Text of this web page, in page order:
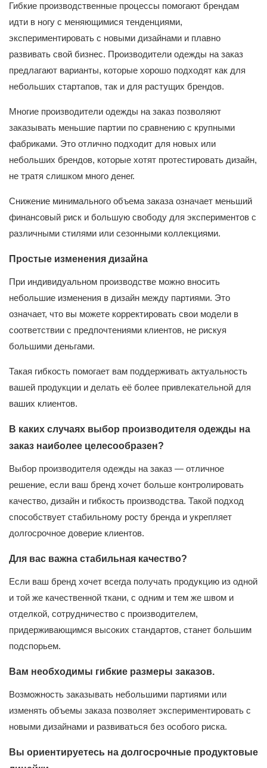
Гибкие производственные процессы помогают брендам
идти в ногу с меняющимися тенденциями,
экспериментировать с новыми дизайнами и плавно
развивать свой бизнес. Производители одежды на заказ
предлагают варианты, которые хорошо подходят как для
небольших стартапов, так и для растущих брендов.
Многие производители одежды на заказ позволяют
заказывать меньшие партии по сравнению с крупными
фабриками. Это отлично подходит для новых или
небольших брендов, которые хотят протестировать дизайн,
не тратя слишком много денег.
Снижение минимального объема заказа означает меньший
финансовый риск и большую свободу для экспериментов с
различными стилями или сезонными коллекциями.
Простые изменения дизайна
При индивидуальном производстве можно вносить
небольшие изменения в дизайн между партиями. Это
означает, что вы можете корректировать свои модели в
соответствии с предпочтениями клиентов, не рискуя
большими деньгами.
Такая гибкость помогает вам поддерживать актуальность
вашей продукции и делать её более привлекательной для
ваших клиентов.
В каких случаях выбор производителя одежды на
заказ наиболее целесообразен?
Выбор производителя одежды на заказ — отличное
решение, если ваш бренд хочет больше контролировать
качество, дизайн и гибкость производства. Такой подход
способствует стабильному росту бренда и укрепляет
долгосрочное доверие клиентов.
Для вас важна стабильная качество?
Если ваш бренд хочет всегда получать продукцию из одной
и той же качественной ткани, с одним и тем же швом и
отделкой, сотрудничество с производителем,
придерживающимся высоких стандартов, станет большим
подспорьем.
Вам необходимы гибкие размеры заказов.
Возможность заказывать небольшими партиями или
изменять объемы заказа позволяет экспериментировать с
новыми дизайнами и развиваться без особого риска.
Вы ориентируетесь на долгосрочные продуктовые